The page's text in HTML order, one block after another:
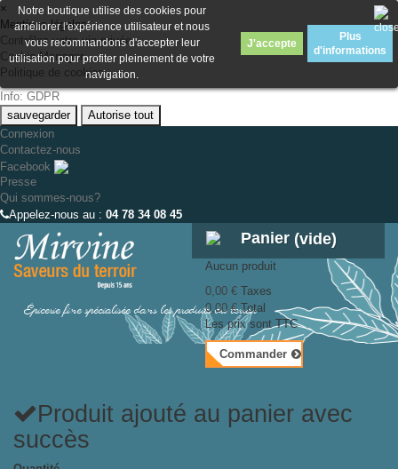
×
Mentions légales
Contrôlez votre vie privée
Cookie Manager
Politique de cookies
Info: GDPR
sauvegarder
Autorise tout
Connexion
Contactez-nous
Facebook
Presse
Qui sommes-nous?
Appelez-nous au : 04 78 34 08 45
Épicerie fine spécialisée dans les produits du terroir
Panier (vide)
Aucun produit
0,00 € Taxes
0,00 € Total
Les prix sont TTC
Commander
Produit ajouté au panier avec
succès
Notre boutique utilise des cookies pour
améliorer l'expérience utilisateur et nous
vous recommandons d'accepter leur
utilisation pour profiter pleinement de votre
navigation.
J'accepte
Plus
d'informations